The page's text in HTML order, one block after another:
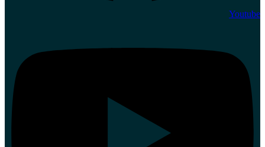
Youtube